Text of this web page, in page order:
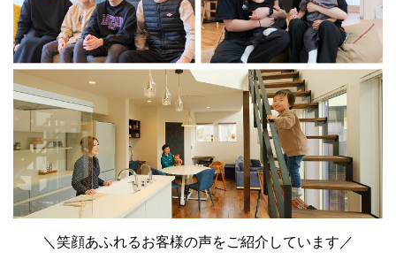
＼笑顔あふれるお客様の声をご紹介しています／